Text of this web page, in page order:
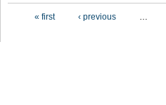
« first ‹ previous …